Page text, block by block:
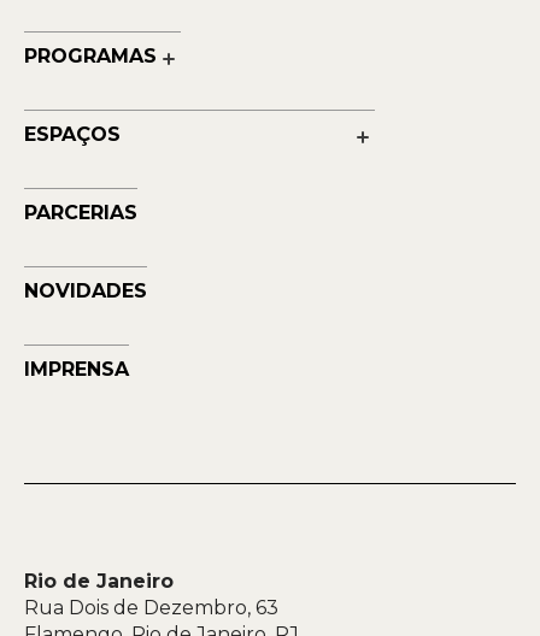
Nossos Números
Quem Faz
Contato
PROGRAMAS
Educação
ESPAÇOS
Musehum
NAVE
PARCERIAS
NOVIDADES
IMPRENSA
Rio de Janeiro
Rua Dois de Dezembro, 63